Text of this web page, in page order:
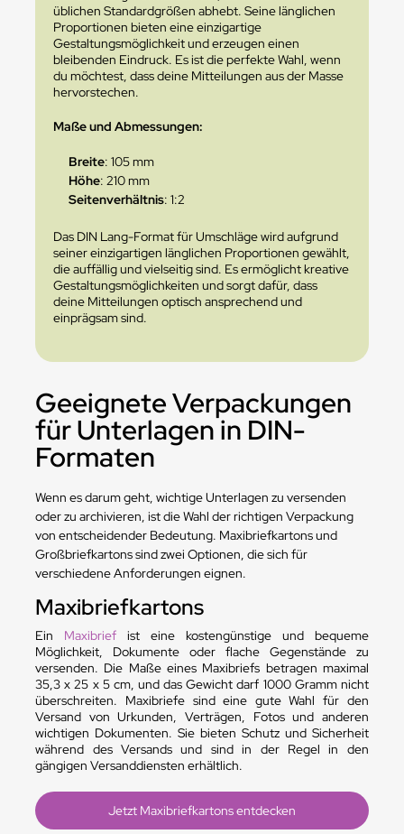
üblichen Standardgrößen abhebt. Seine länglichen
Proportionen bieten eine einzigartige
Gestaltungsmöglichkeit und erzeugen einen
bleibenden Eindruck. Es ist die perfekte Wahl, wenn
du möchtest, dass deine Mitteilungen aus der Masse
hervorstechen.
Maße und Abmessungen:
Breite: 105 mm
Höhe: 210 mm
Seitenverhältnis: 1:2
Das DIN Lang-Format für Umschläge wird aufgrund
seiner einzigartigen länglichen Proportionen gewählt,
die auffällig und vielseitig sind. Es ermöglicht kreative
Gestaltungsmöglichkeiten und sorgt dafür, dass
deine Mitteilungen optisch ansprechend und
einprägsam sind.
Geeignete Verpackungen
für Unterlagen in DIN-
Formaten
Wenn es darum geht, wichtige Unterlagen zu versenden
oder zu archivieren, ist die Wahl der richtigen Verpackung
von entscheidender Bedeutung. Maxibriefkartons und
Großbriefkartons sind zwei Optionen, die sich für
verschiedene Anforderungen eignen.
Maxibriefkartons
Ein Maxibrief ist eine kostengünstige und bequeme
Möglichkeit, Dokumente oder flache Gegenstände zu
versenden. Die Maße eines Maxibriefs betragen maximal
35,3 x 25 x 5 cm, und das Gewicht darf 1000 Gramm nicht
überschreiten. Maxibriefe sind eine gute Wahl für den
Versand von Urkunden, Verträgen, Fotos und anderen
wichtigen Dokumenten. Sie bieten Schutz und Sicherheit
während des Versands und sind in der Regel in den
gängigen Versanddiensten erhältlich.
Jetzt Maxibriefkartons entdecken